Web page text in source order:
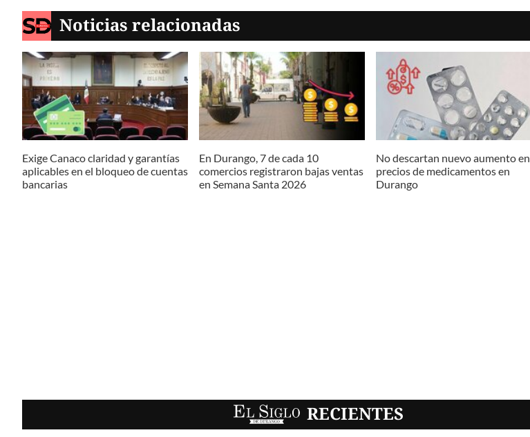
Noticias relacionadas
Exige Canaco claridad y garantías
aplicables en el bloqueo de cuentas
bancarias
En Durango, 7 de cada 10
comercios registraron bajas ventas
en Semana Santa 2026
No descartan nuevo aumento en
precios de medicamentos en
Durango
EL SIGLO RECIENTES